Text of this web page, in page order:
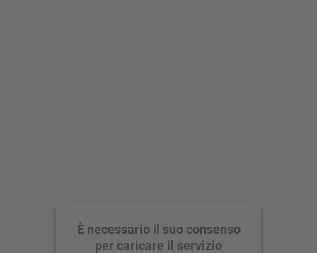
È necessario il suo consenso
per caricare il servizio